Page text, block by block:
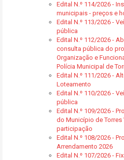
Edital N.º 114/2026 -
municipais - preços e
Edital N.º 113/2026 -
pública
Edital N.º 112/2026 -
consulta pública do
Organização e
Polícia Municipal de
Edital N.º 111/2026 -
Loteamento
Edital N.º 110/2026 -
pública
Edital N.º 109/2026 -
do Município de Torres
participação
Edital N.º 108/2026 -
Arrendamento 2026
Edital N.º 107/2026 -